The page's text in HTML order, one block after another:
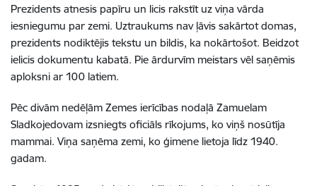
Prezidents atnesis papīru un licis rakstīt uz viņa vārda
iesniegumu par zemi. Uztraukums nav ļāvis sakārtot domas,
prezidents nodiktējis tekstu un bildis, ka nokārtošot. Beidzot
ielicis dokumentu kabatā. Pie ārdurvīm meistars vēl saņēmis
aploksni ar 100 latiem.
Pēc divām nedēļām Zemes ierīcības nodaļā Zamuelam
Sladkojedovam izsniegts oficiāls rīkojums, ko viņš nosūtīja
mammai. Viņa saņēma zemi, ko ģimene lietoja līdz 1940.
gadam.